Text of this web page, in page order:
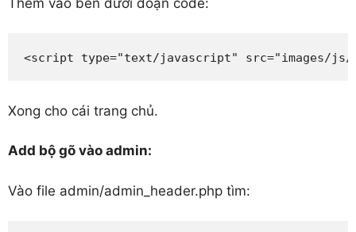
<script type="text/javascript" src="images/
Xong cho cái trang chủ.
Add bộ gõ vào admin:
Vào file admin/admin_header.php tìm: